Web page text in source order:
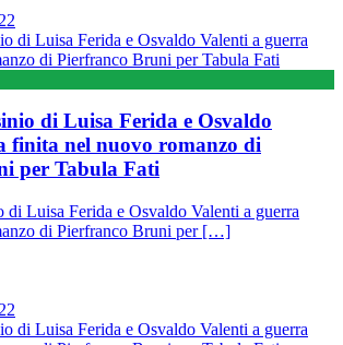
di Luisa Ferida e Osvaldo
finita nel nuovo romanzo di
per Tabula Fati
di Luisa Ferida e Osvaldo Valenti a guerra
di Pierfranco Bruni per […]